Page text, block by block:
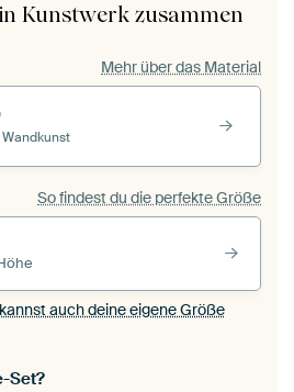
Kunstwerk zusammen
Mehr über das Material
So findest du die perfekte Größe
auch deine eigene Größe
Set?